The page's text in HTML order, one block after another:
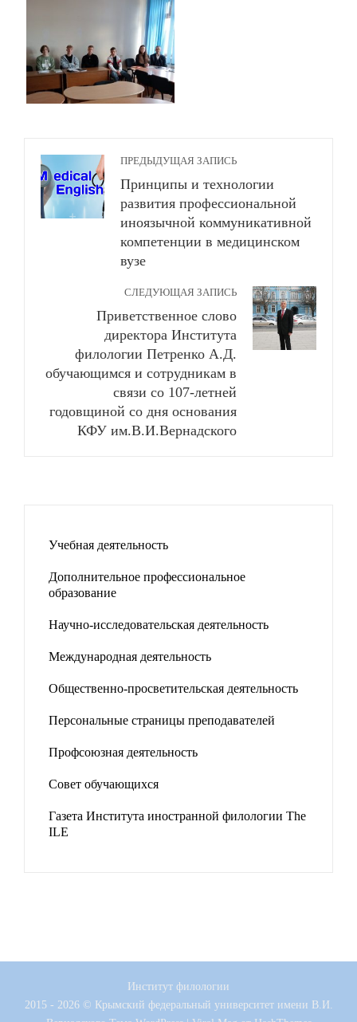
ПРЕДЫДУЩАЯ ЗАПИСЬ
Принципы и технологии
развития профессиональной
иноязычной коммуникативной
компетенции в медицинском
вузе
СЛЕДУЮЩАЯ ЗАПИСЬ
Приветственное слово
директора Института
филологии Петренко А.Д.
обучающимся и сотрудникам в
связи со 107-летней
годовщиной со дня основания
КФУ им.В.И.Вернадского
Учебная деятельность
Дополнительное профессиональное
образование
Научно-исследовательская деятельность
Международная деятельность
Общественно-просветительская деятельность
Персональные страницы преподавателей
Профсоюзная деятельность
Совет обучающихся
Газета Института иностранной филологии The
ILE
Институт филологии
2015 - 2026 © Крымский федеральный университет имени В.И.